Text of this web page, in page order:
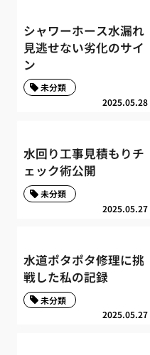
シャワーホース水漏れ
見逃せない劣化のサイ
ン
2025.05.28
未分類
水回り工事見積もりチ
ェック術公開
2025.05.27
未分類
水道ポタポタ修理に挑
戦した私の記録
2025.05.27
未分類